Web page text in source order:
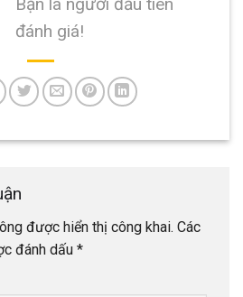
đánh giá!
được hiển thị công khai. Các
đánh dấu *